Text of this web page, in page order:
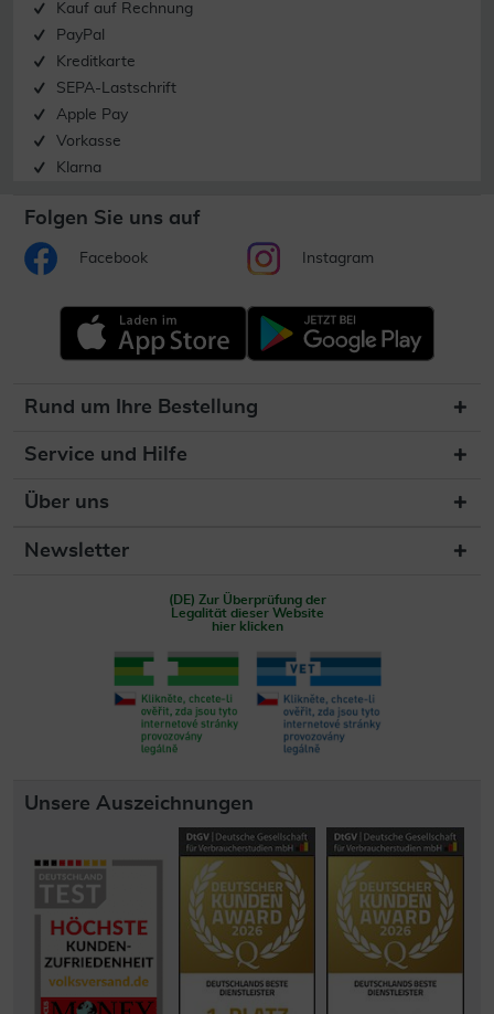
Kauf auf Rechnung
PayPal
Kreditkarte
SEPA-Lastschrift
Apple Pay
Vorkasse
Klarna
Folgen Sie uns auf
Facebook Instagram
Rund um Ihre Bestellung
Service und Hilfe
Über uns
Newsletter
(DE) Zur Überprüfung der
Legalität dieser Website
hier klicken
Unsere Auszeichnungen